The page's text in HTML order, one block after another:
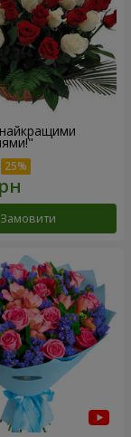
Замовити